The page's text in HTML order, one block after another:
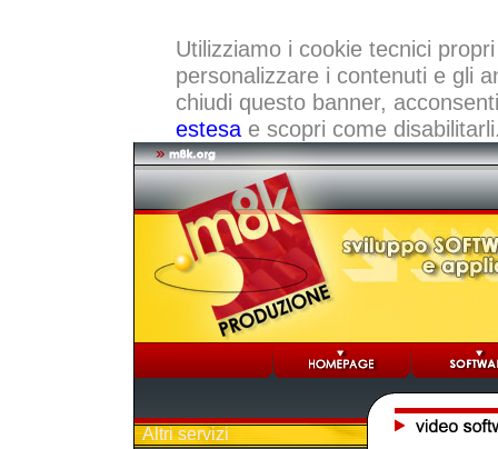
Utilizziamo i cookie tecnici
personalizzare i contenuti e gli
chiudi questo banner,
estesae scopri come
Altri servizi